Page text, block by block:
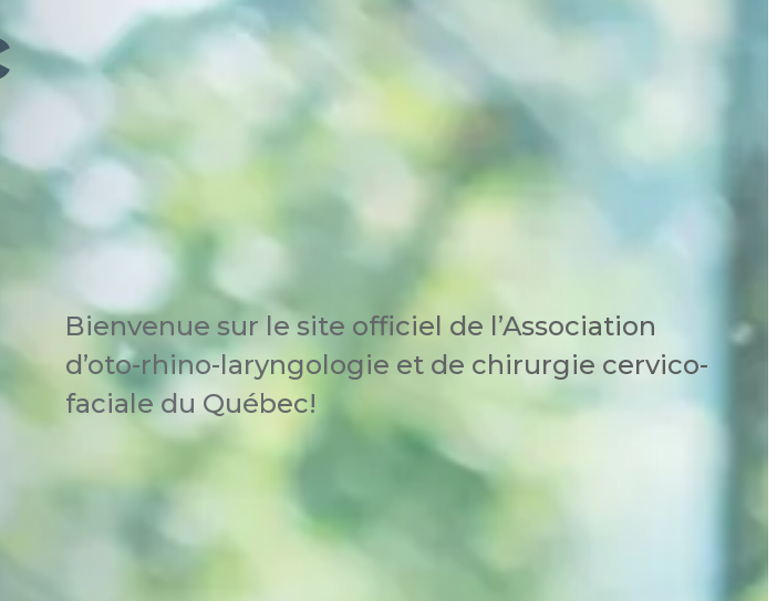
Bienvenue sur le site officiel de l’Association
d’oto-rhino-laryngologie et de chirurgie cervico-
faciale du Québec!